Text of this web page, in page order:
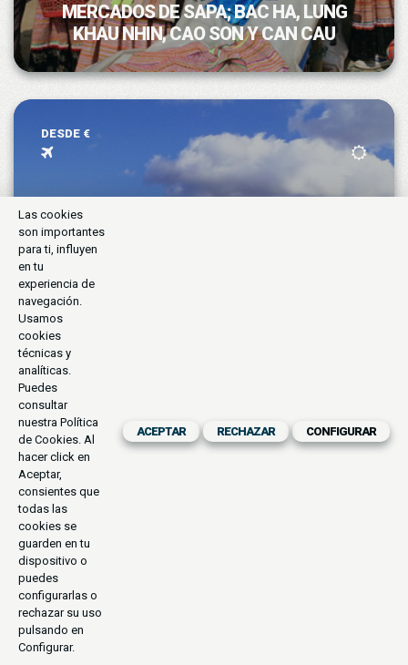
MERCADOS DE SAPA; BAC HA, LUNG
KHAU NHIN, CAO SON Y CAN CAU
DESDE €
VALLES CALCHAQUIES
DESDE €
Las cookies
son importantes
para ti, influyen
en tu
experiencia de
navegación.
Usamos
cookies
técnicas y
analíticas.
Puedes
consultar
nuestra Política
de Cookies. Al
hacer click en
Aceptar,
consientes que
todas las
cookies se
guarden en tu
dispositivo o
puedes
configurarlas o
rechazar su uso
pulsando en
Configurar.
ACEPTAR RECHAZAR CONFIGURAR